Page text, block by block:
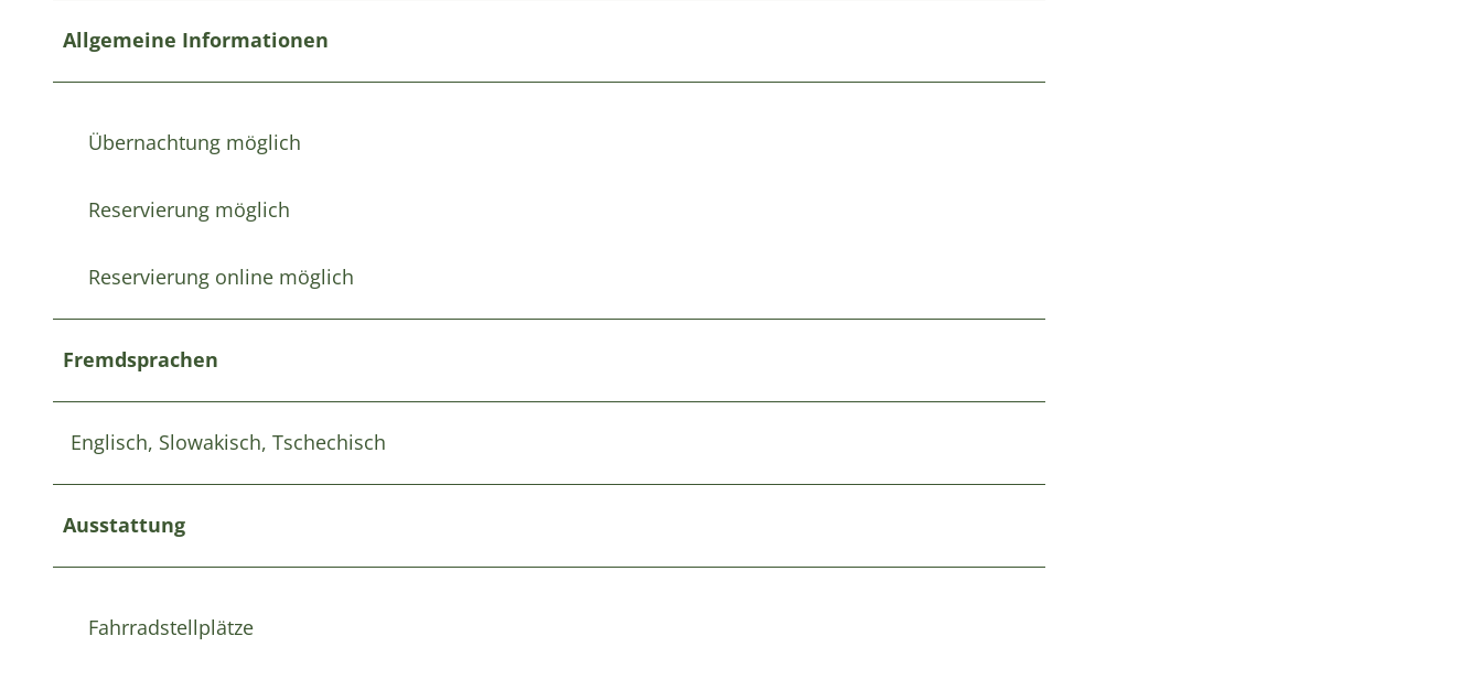
Allgemeine Informationen
Übernachtung möglich
Reservierung möglich
Reservierung online möglich
Fremdsprachen
Englisch, Slowakisch, Tschechisch
Ausstattung
Fahrradstellplätze